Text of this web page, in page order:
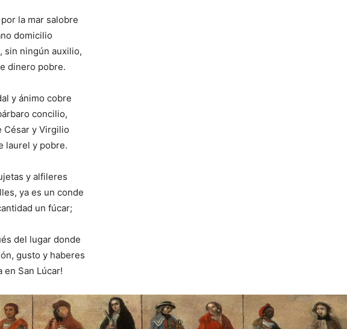
la mar salobre
domicilio
sin ningún auxilio,
dinero pobre.
y ánimo cobre
concilio,
César y Virgilio
laurel y pobre.
y alfileres
ya es un conde
un fúcar;
del lugar donde
gusto y haberes
en San Lúcar!